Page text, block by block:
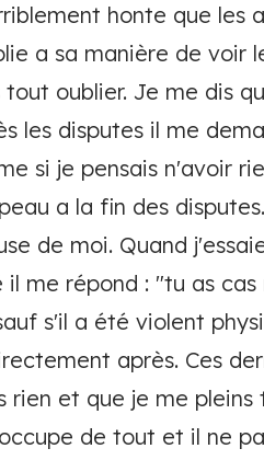
honte que les
a sa manière de voir
tout oublier. Je me dis
les disputes il me
si je pensais n'avoir
a la fin des
de moi. Quand
il me répond : "tu as
s'il a été violent
après. Ces
rien et que je me
de tout et il ne